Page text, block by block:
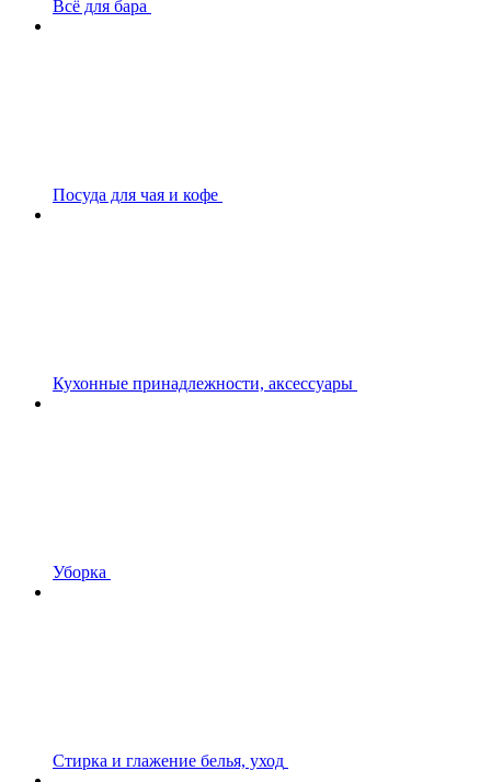
Всё для бара
Посуда для чая и кофе
Кухонные принадлежности, аксессуары
Уборка
Стирка и глажение белья, уход